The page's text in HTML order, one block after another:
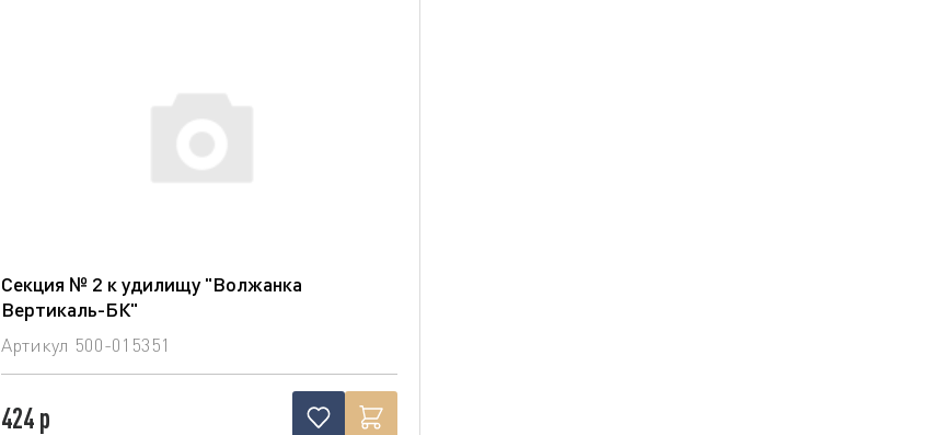
Секция № 2 к удилищу "Волжанка
Вертикаль-БК"
Артикул 500-015351
424 р